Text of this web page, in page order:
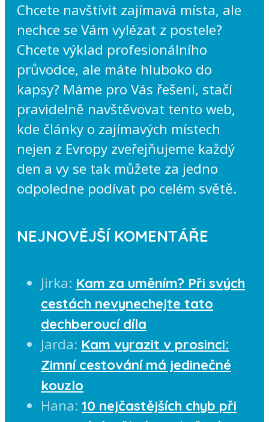
Chcete navštívit zajímavá místa, ale
nechce se Vám vylézat z postele?
Chcete výklad profesionálního
průvodce, ale máte hluboko do
kapsy? Máme pro Vás řešení, stačí
pravidelně navštěvovat tento web,
kde články o zajímavých místech
nejen z Evropy zveřejňujeme každý
den a vy se tak můžete za jedno
odpoledne podívat po celém světě.
NEJNOVĚJŠÍ KOMENTÁŘE
Jirka: Kam za uměním? Při svých
cestách nevynechejte tato
dechberoucí díla
Jarda: Kam vyrazit v prosinci:
Zimní cestování má jedinečné
kouzlo
Hana: 10 nejčastějších chyb při